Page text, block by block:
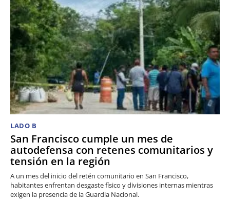
LADO B
San Francisco cumple un mes de
autodefensa con retenes comunitarios y
tensión en la región
A un mes del inicio del retén comunitario en San Francisco,
habitantes enfrentan desgaste físico y divisiones internas mientras
exigen la presencia de la Guardia Nacional.